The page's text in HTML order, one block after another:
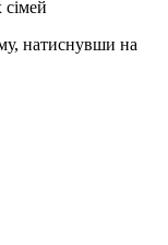
сімей
натиснувши на